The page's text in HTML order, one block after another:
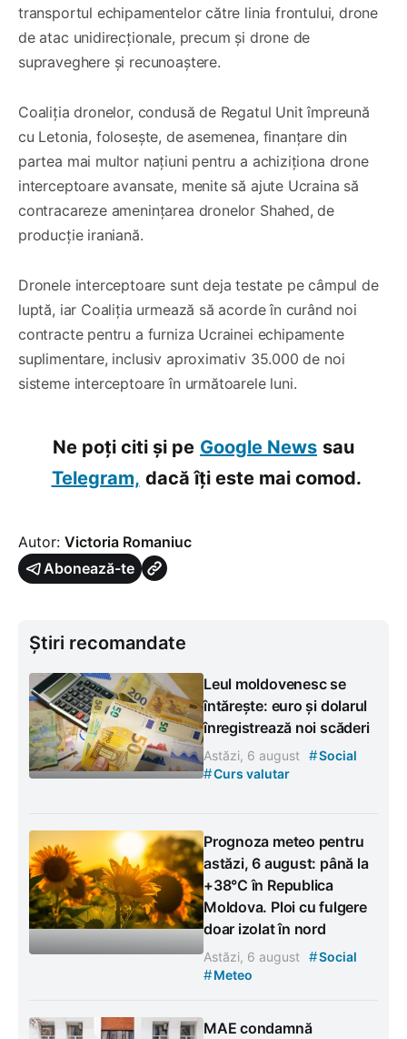
transportul echipamentelor către linia frontului, drone
de atac unidirecționale, precum și drone de
supraveghere și recunoaștere.
Coaliția dronelor, condusă de Regatul Unit împreună
cu Letonia, folosește, de asemenea, finanțare din
partea mai multor națiuni pentru a achiziționa drone
interceptoare avansate, menite să ajute Ucraina să
contracareze amenințarea dronelor Shahed, de
producție iraniană.
Dronele interceptoare sunt deja testate pe câmpul de
luptă, iar Coaliția urmează să acorde în curând noi
contracte pentru a furniza Ucrainei echipamente
suplimentare, inclusiv aproximativ 35.000 de noi
sisteme interceptoare în următoarele luni.
Ne poți citi și pe Google News sau
Telegram, dacă îți este mai comod.
Autor: Victoria Romaniuc
Abonează-te
Știri recomandate
Leul moldovenesc se
întărește: euro și dolarul
înregistrează noi scăderi
Astăzi, 6 august #Social
#Curs valutar
Prognoza meteo pentru
astăzi, 6 august: până la
+38°C în Republica
Moldova. Ploi cu fulgere
doar izolat în nord
Astăzi, 6 august #Social
#Meteo
MAE condamnă